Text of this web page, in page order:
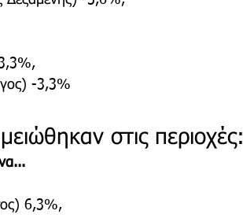
-3,3%
στις περιοχές:
6,3%,